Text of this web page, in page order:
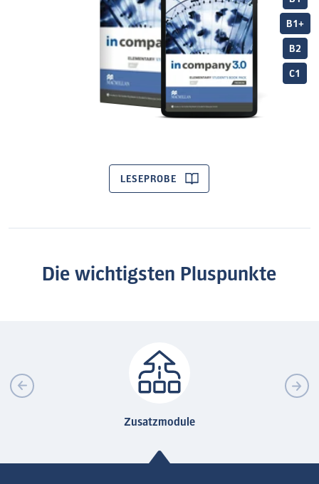
B1+
B2
C1
LESEPROBE
Die wichtigsten Pluspunkte
Zusatzmodule